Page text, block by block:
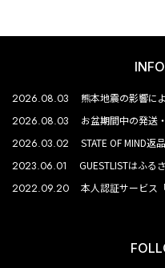
2026.08.03 熊本地震の影響に
2026.08.03 お盆期間中の発送
2026.03.02 STATE OF MIND返
2023.06.01 GUESTLISTはふる
2022.09.20 本人認証サービス